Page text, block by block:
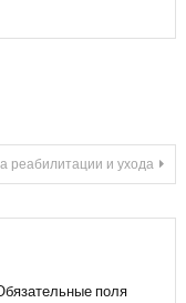
реабилитации и ухода
поля